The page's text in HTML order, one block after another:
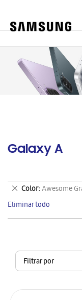
Galaxy A
Filtrar por
Color Awesome
Eliminar
este
artículo
Eliminar todo